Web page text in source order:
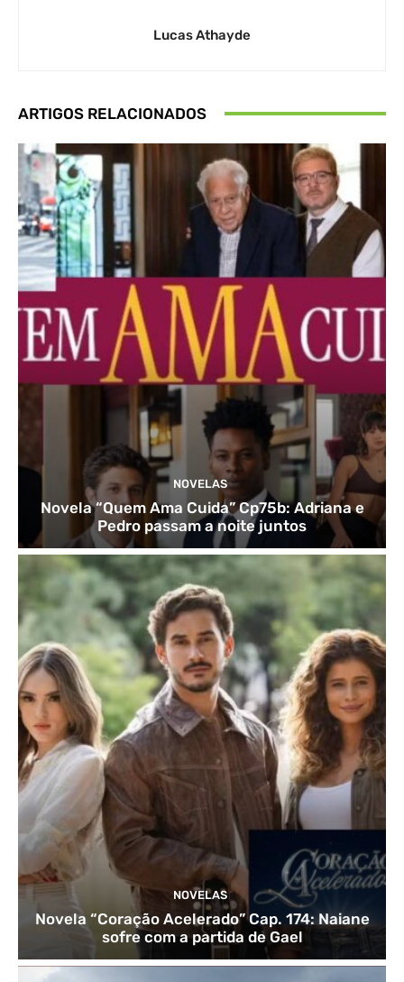
Lucas Athayde
ARTIGOS RELACIONADOS
NOVELAS
Novela “Quem Ama Cuida” Cp75b: Adriana e
Pedro passam a noite juntos
NOVELAS
Novela “Coração Acelerado” Cap. 174: Naiane
sofre com a partida de Gael